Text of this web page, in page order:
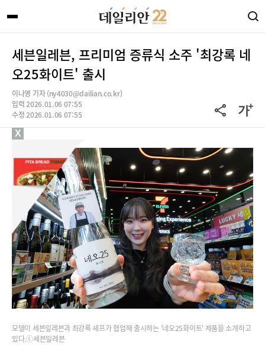
세븐일레븐, 프리미엄 증류식 소주 '최강록 네
오25화이트' 출시
이나영 기자 (ny4030@dailian.co.kr)
입력 2026.01.06 07:55
수정 2026.01.06 07:55
모델이 세븐일레븐과 최강록 셰프가 협업해 출시하는 '네오25화이트' 제품을 소개하고
있다.ⓒ세븐일레븐
X